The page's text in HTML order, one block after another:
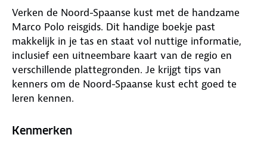
Verken de Noord-Spaanse kust met de handzame
Marco Polo reisgids. Dit handige boekje past
makkelijk in je tas en staat vol nuttige informatie,
inclusief een uitneembare kaart van de regio en
verschillende plattegronden. Je krijgt tips van
kenners om de Noord-Spaanse kust echt goed te
leren kennen.
De gids heeft een overzicht van de top 15
Kenmerken